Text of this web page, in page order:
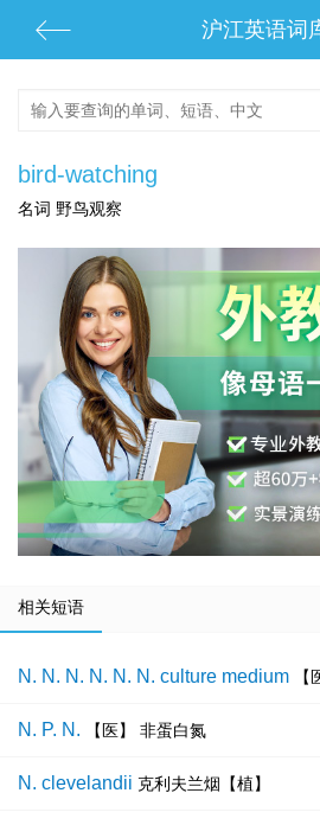
沪江英语词
bird-watching
名词 野鸟观察
相关短语
N. N. N. N. N. N. culture medium
N. P. N. 【医】 非蛋白氮
N. clevelandii 克利夫兰烟【植】